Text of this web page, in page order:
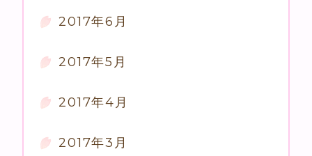
2017年6月
2017年5月
2017年4月
2017年3月